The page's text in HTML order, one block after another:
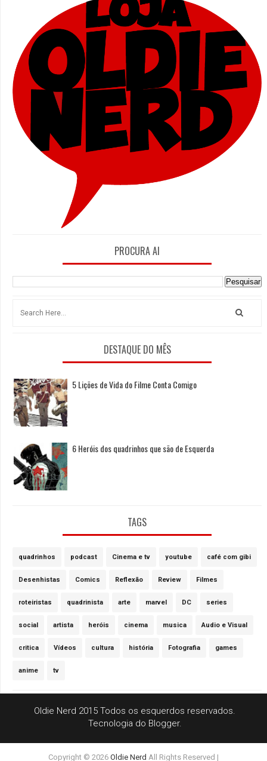
PROCURA AI
DESTAQUE DO MÊS
5 Lições de Vida do Filme Conta Comigo
6 Heróis dos quadrinhos que são de Esquerda
TAGS
quadrinhos podcast Cinema e tv youtube café com gibi
Desenhistas Comics Reflexão Review Filmes
roteiristas quadrinista arte marvel DC series
social artista heróis cinema musica Audio e Visual
critica Vídeos cultura história Fotografia games
anime tv
Oldie Nerd 2015 Todos os esquerdos reservados.
Tecnologia do Blogger.
Copyright © 2026 Oldie Nerd All Rights Reserved |